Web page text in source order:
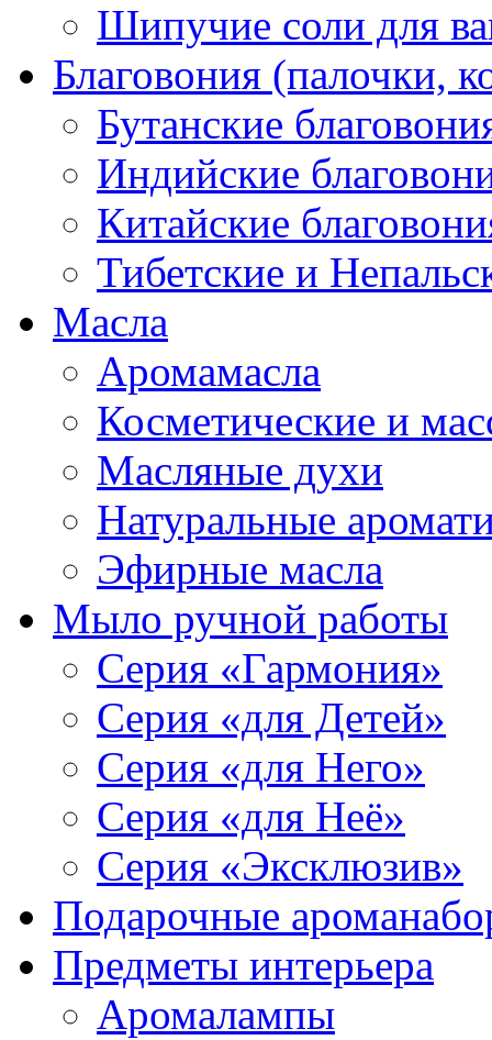
Шипучие соли для
Благовония (палочки,
Бутанские
Индийские
Китайские
Тибетские и
Масла
Аромамасла
Косметические и
Масляные духи
Натуральные
Эфирные масла
Мыло ручной работы
Серия «Гармония»
Серия «для Детей»
Серия «для Него»
Серия «для Неё»
Серия «Эксклюзив»
Подарочные
Предметы интерьера
Аромалампы